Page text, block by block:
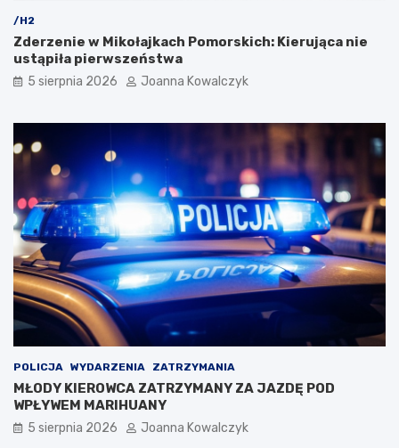
/H2
Zderzenie w Mikołajkach Pomorskich: Kierująca nie
ustąpiła pierwszeństwa
5 sierpnia 2026 Joanna Kowalczyk
POLICJA WYDARZENIA ZATRZYMANIA
MŁODY KIEROWCA ZATRZYMANY ZA JAZDĘ POD
WPŁYWEM MARIHUANY
5 sierpnia 2026 Joanna Kowalczyk